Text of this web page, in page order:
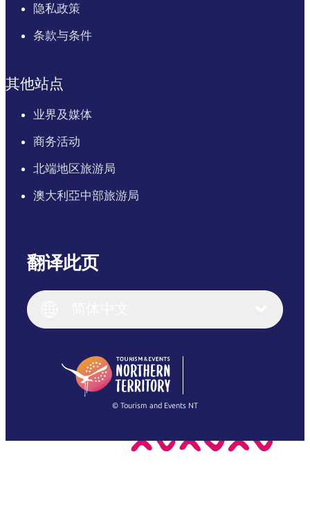
隐私政策
条款与条件
其他站点
业界及媒体
商务活动
北端地区旅游局
澳大利亞中部旅游局
翻译此页
English (US)
English
(Singapore)
Français
繁體中文
© Tourism and Events NT